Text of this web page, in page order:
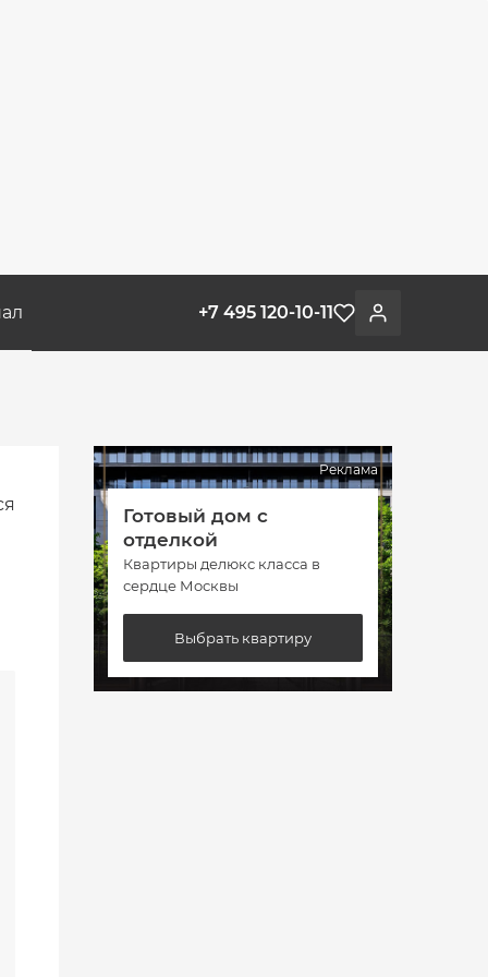
Войти
Избранное
+7 495 120-10-11
Реклама
Готовый дом с
отделкой
Квартиры делюкс класса в
сердце Москвы
Выбрать квартиру